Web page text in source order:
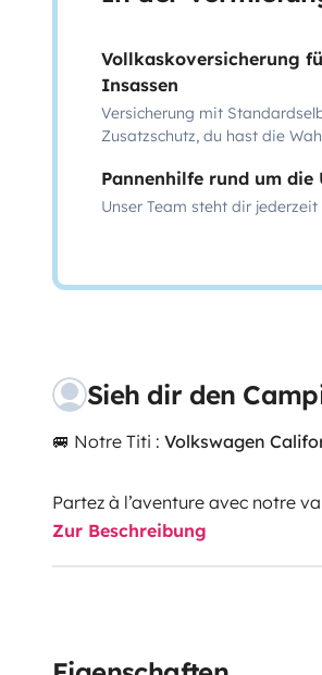
Vollkaskoversicherung
Insassen
Versicherung mit
Zusatzschutz, du hast die
Pannenhilfe rund um die
Unser Team steht dir
Sieh dir den
🚐 Notre Titi : Volkswagen
Partez à l’aventure avec notre
inoubliables.
Idéal pour les couples, amis ou
Zur Beschreibung